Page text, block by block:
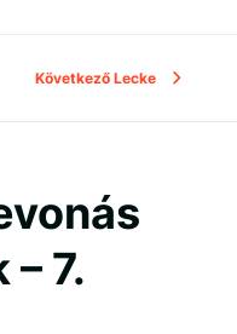
Következő Lecke
7.